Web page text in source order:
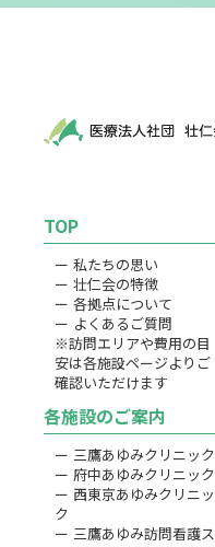
TOP
ー 私たちの思い
ー 壮仁会の特徴
ー 各拠点について
ー よくあるご質問
※訪問エリアや費用の目
安は各施設ページよりご
確認いただけます
各施設のご案内
ー 三鷹あゆみクリニック
ー 府中あゆみクリニック
ー 西東京あゆみクリニッ
ク
ー 三鷹あゆみ訪問看護ス